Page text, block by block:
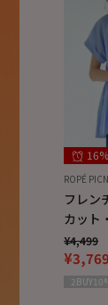
ROPÉ
フレン
カット
¥4,499
¥3,769